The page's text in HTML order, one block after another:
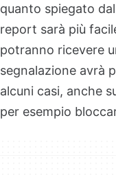
quanto spiegato
report sarà più
potranno ricevere
segnalazione avrà
alcuni casi, anche
per esempio